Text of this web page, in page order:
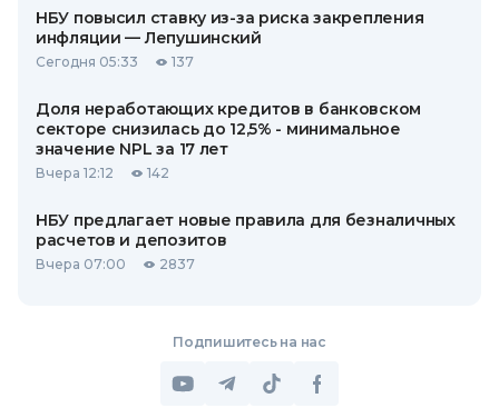
НБУ повысил ставку из-за риска закрепления
инфляции — Лепушинский
Сегодня 05:33 137
Доля неработающих кредитов в банковском
секторе снизилась до 12,5% - минимальное
значение NPL за 17 лет
Вчера 12:12 142
НБУ предлагает новые правила для безналичных
расчетов и депозитов
Вчера 07:00 2837
Подпишитесь на нас